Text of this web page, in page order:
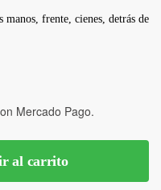
manos, frente, cienes, detrás de
Mercado Pago.
al carrito